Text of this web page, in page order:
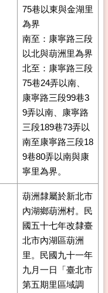
75巷以東與金湖里
為界
南至：康寧路三段
以北與葫洲里為界
北至：康寧路三段
75巷24弄以南、
康寧路三段99巷3
9弄以南、康寧路
三段189巷73弄以
南至康寧路三段18
9巷80弄以南與康
寧里為界。
葫洲隸屬於新北市
內湖鄉葫洲村。民
國五十七年改隸臺
北市內湖區葫洲
里。民國九十一年
九月一日「臺北市
第五期里區域調